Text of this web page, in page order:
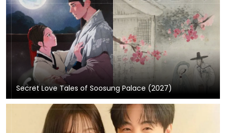
Secret Love Tales of Soosung Palace (2027)